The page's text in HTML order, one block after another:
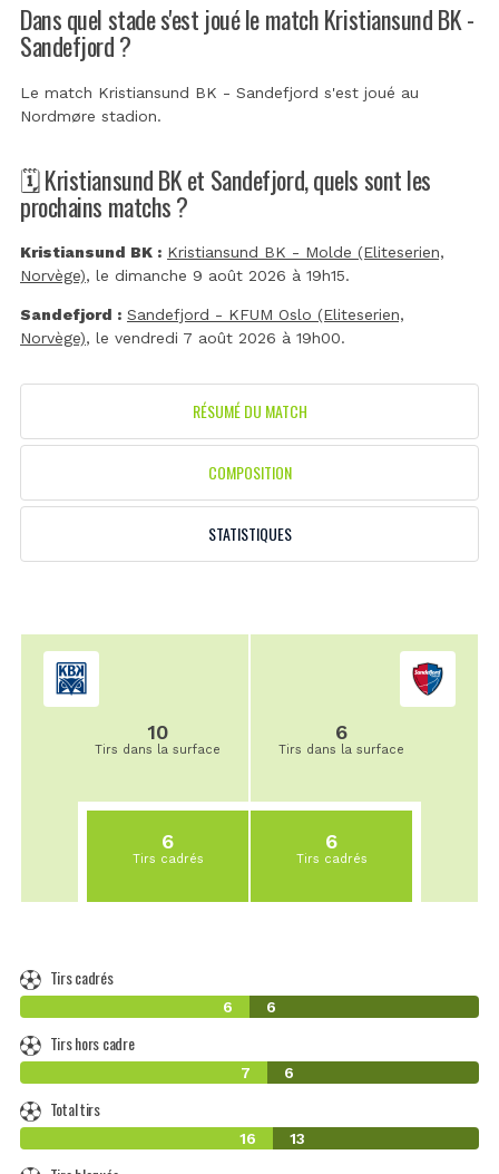
Dans quel stade s'est joué le match Kristiansund BK -
Sandefjord ?
Le match Kristiansund BK - Sandefjord s'est joué au
Nordmøre stadion.
🗓️ Kristiansund BK et Sandefjord, quels sont les
prochains matchs ?
Kristiansund BK : Kristiansund BK - Molde (Eliteserien,
Norvège), le dimanche 9 août 2026 à 19h15.
Sandefjord : Sandefjord - KFUM Oslo (Eliteserien,
Norvège), le vendredi 7 août 2026 à 19h00.
RÉSUMÉ DU MATCH
COMPOSITION
STATISTIQUES
10
Tirs dans la surface
6
Tirs cadrés
6
Tirs dans la surface
6
Tirs cadrés
Tirs cadrés
6 6
Tirs hors cadre
7 6
Total tirs
16 13